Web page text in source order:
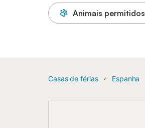
Animais permitidos
Casas de férias Espanha